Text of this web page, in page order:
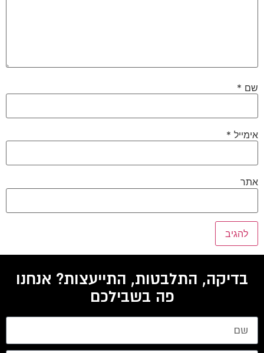
שם *
אימייל *
אתר
בדיקה, התלבטות, התייעצות? אנחנו
פה בשבילכם